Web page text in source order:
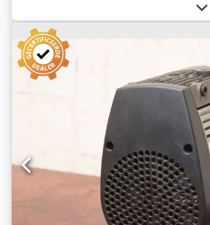
Toerental: 2920 tpm - As: Ø 38
Beschermingsklasse: IP 55 -
- Gewicht: 65 kg Credpfx